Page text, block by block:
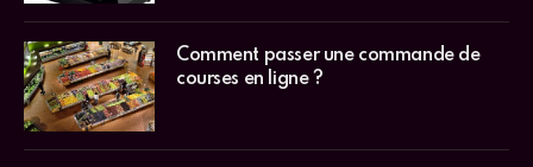
Comment passer une commande de
courses en ligne ?